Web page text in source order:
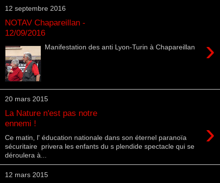
12 septembre 2016
NOTAV Chapareillan -
12/09/2016
›
Manifestation des anti Lyon-Turin à Chapareillan
20 mars 2015
La Nature n'est pas notre
ennemi !
›
Ce matin, l' éducation nationale dans son éternel paranoïa
sécuritaire privera les enfants du s plendide spectacle qui se
déroulera à...
12 mars 2015